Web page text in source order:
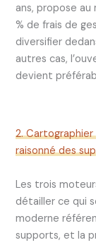
ans, propose
% de frais de
diversifier
autres cas,
devient
2. Cartographier
raisonné des
Les trois
détailler ce qui
moderne
supports, et la